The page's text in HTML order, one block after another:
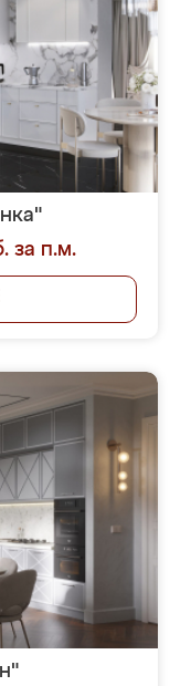
за п.м.